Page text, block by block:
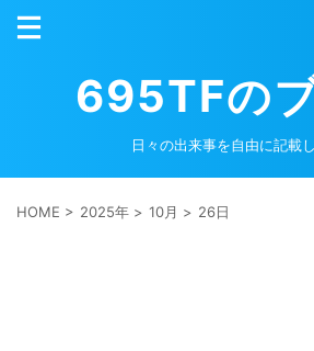
695TFの
日々の出来事を自由に記載
HOME > 2025年 > 10月 > 26日